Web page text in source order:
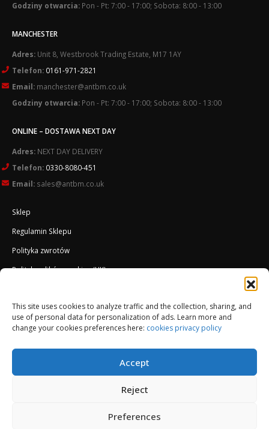
This site uses cookies to analyze traffic and the collection, sharing, and
use of personal data for personalization of ads. Learn more and
change your cookies preferences here: cookies privacy policy
Accept
Reject
Preferences
Godziny otwarcia: Pon - Pt: 7:00 - 17:00; Sobota: 8:00 - 13:00
MANCHESTER
Adres: Unit 8, Westbrook Trading Estate, M17 1AY
Telefon: 0161-971-2821
Email: manchester@antbm.co.uk
Godziny otwarcia: Pon - Pt: 7:00 - 17:00; Sobota: 8:00 - 13:00
ONLINE – DOSTAWA NEXT DAY
Adres: NEXT DAY DELIVERY
Telefon: 0330-8080-451
Email: sales@antbm.co.uk
Sklep
Regulamin Sklepu
Polityka zwrotów
Polityka plików cookies (UK)
Docieplenie EWI ETICS